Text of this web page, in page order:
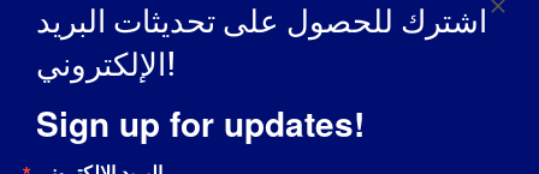
اشترك للحصول على تحديثات البريد
الإلكتروني!
Sign up for updates!